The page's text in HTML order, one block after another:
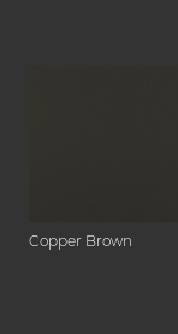
Copper Brown